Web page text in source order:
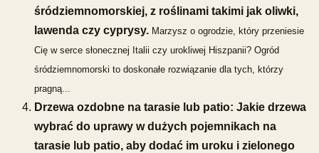
śródziemnomorskiej, z roślinami takimi jak oliwki,
lawenda czy cyprysy. Marzysz o ogrodzie, który przeniesie
Cię w serce słonecznej Italii czy urokliwej Hiszpanii? Ogród
śródziemnomorski to doskonałe rozwiązanie dla tych, którzy
pragną...
Drzewa ozdobne na tarasie lub patio: Jakie drzewa
wybrać do uprawy w dużych pojemnikach na
tarasie lub patio, aby dodać im uroku i zielonego